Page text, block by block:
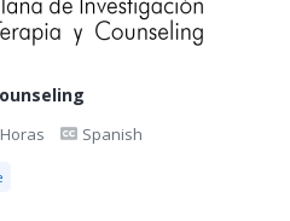
Spanish